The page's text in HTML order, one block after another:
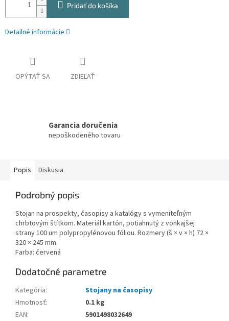
Pridať do košíka
Detailné informácie
OPÝTAŤ SA ZDIEĽAŤ
Garancia doručenia
nepoškodeného tovaru
Popis Diskusia
Podrobný popis
Stojan na prospekty, časopisy a katalógy s vymeniteľným
chrbtovým štítkom. Materiál kartón, potiahnutý z vonkajšej
strany 100 um polypropylénovou fóliou. Rozmery (š × v × h) 72 ×
320 × 245 mm.
Farba: červená
Dodatočné parametre
Kategória:
Stojany na časopisy
Hmotnosť:
0.1 kg
EAN:
5901498032649